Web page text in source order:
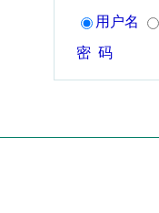
用户名
密 码